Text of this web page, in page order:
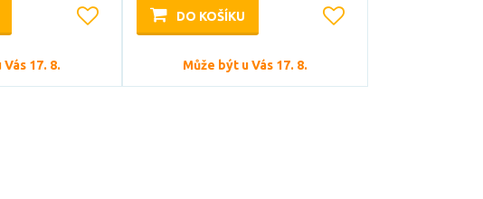
17. 8.
DO KOŠÍKU
Může být u Vás 17. 8.